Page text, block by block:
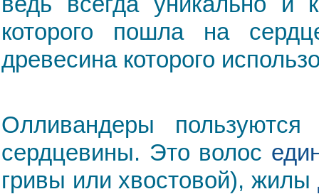
которого пошла на
древесина которого
Олливандеры
сердцевины. Это волос
гривы или хвостовой), жилы